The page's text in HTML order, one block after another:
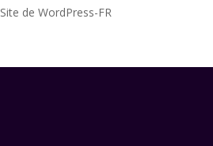
Site de WordPress-FR